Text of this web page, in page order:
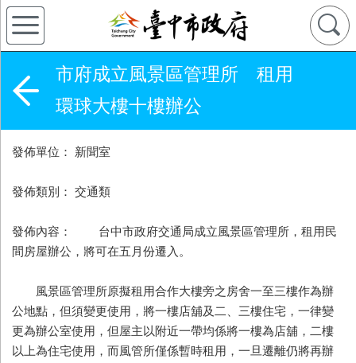
市府成立風景區管理所 租用
環球大樓十樓辦公
發佈單位： 新聞室
發佈類別： 交通類
發佈內容： 台中市政府交通局成立風景區管理所，租用民
間房屋辦公，將可在五月份遷入。
風景區管理所原擬租用合作大樓旁之房舍一至三樓作為辦
公地點，但須變更使用，將一樓店舖及二、三樓住宅，一律變
更為辦公室使用，但屋主以附近一帶均係將一樓為店舖，二樓
以上為住宅使用，而風管所僅係暫時租用，一旦遷離仍將再辦